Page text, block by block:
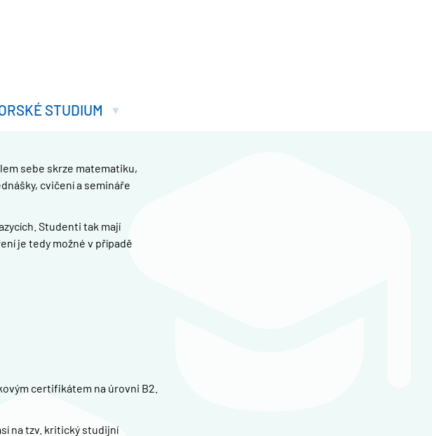
STUDIUM
sebe skrze matematiku,
cvičení a semináře
Studenti tak mají
je tedy možné v případě
certifikátem na úrovni B2.
na tzv. kritický studijní